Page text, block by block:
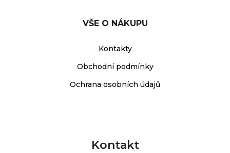
VŠE O NÁKUPU
Kontakty
Obchodní podmínky
Ochrana osobních údajů
Kontakt